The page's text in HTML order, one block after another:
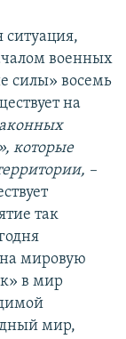
ситуация,
военных
силы» восемь
на
которые
–
так
на мировую
в мир
мир,